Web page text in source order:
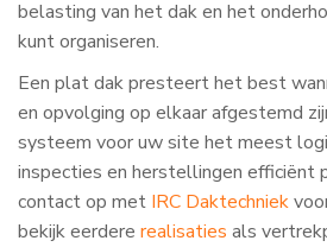
belasting van het dak en het
kunt organiseren.
Een plat dak presteert het best
en opvolging op elkaar afgestemd
systeem voor uw site het meest
inspecties en herstellingen efficiënt
contact op met IRC Daktechniek
bekijk eerdere realisaties als